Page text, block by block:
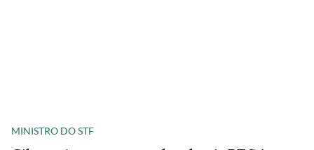
MINISTRO DO STF